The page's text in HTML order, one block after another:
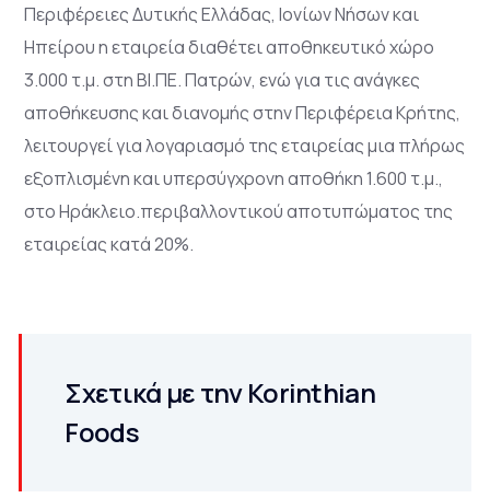
Περιφέρειες Δυτικής Ελλάδας, Ιονίων Νήσων και
Ηπείρου η εταιρεία διαθέτει αποθηκευτικό χώρο
3.000 τ.μ. στη ΒΙ.ΠΕ. Πατρών, ενώ για τις ανάγκες
αποθήκευσης και διανομής στην Περιφέρεια Κρήτης,
λειτουργεί για λογαριασμό της εταιρείας μια πλήρως
εξοπλισμένη και υπερσύγχρονη αποθήκη 1.600 τ.μ.,
στο Ηράκλειο.περιβαλλοντικού αποτυπώματος της
εταιρείας κατά 20%.
Σχετικά με την Korinthian
Foods